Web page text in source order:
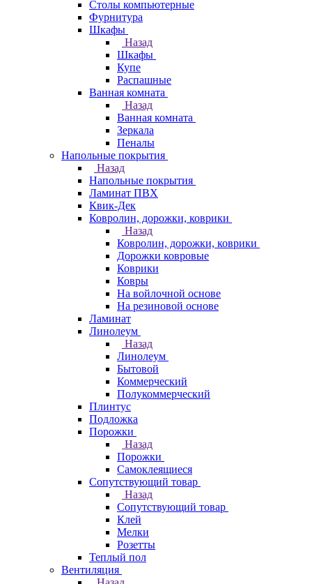
Столы компьютерные
Фурнитура
Шкафы
Назад
Шкафы
Купе
Распашные
Ванная комната
Назад
Ванная комната
Зеркала
Пеналы
Напольные покрытия
Назад
Напольные покрытия
Ламинат ПВХ
Квик-Дек
Ковролин, дорожки, коврики
Назад
Ковролин, дорожки, коврики
Дорожки ковровые
Коврики
Ковры
На войлочной основе
На резиновой основе
Ламинат
Линолеум
Назад
Линолеум
Бытовой
Коммерческий
Полукоммерческий
Плинтус
Подложка
Порожки
Назад
Порожки
Самоклеящиеся
Сопутствующий товар
Назад
Сопутствующий товар
Клей
Мелки
Розетты
Теплый пол
Вентиляция